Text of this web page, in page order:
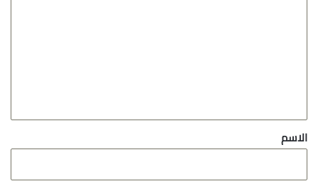
*
الاسم